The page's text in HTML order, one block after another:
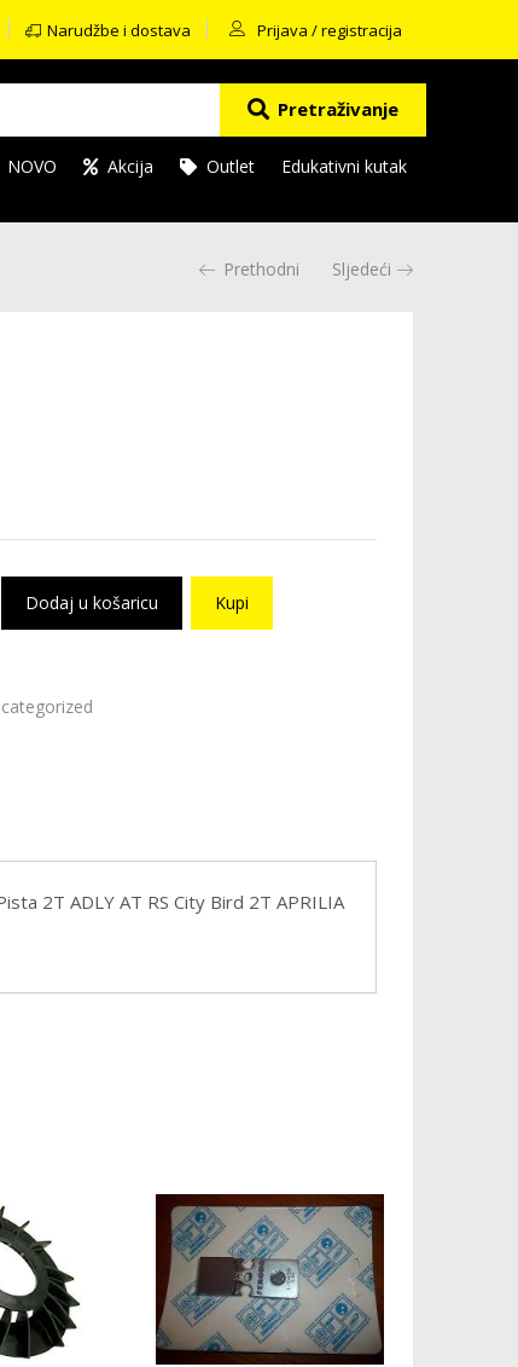
Narudžbe i dostava Prijava / registracija
Pretraživanje
NOVO Akcija Outlet Edukativni kutak
Prethodni Sljedeći
Dodaj u košaricu Kupi
2T ADLY AT RS City Bird 2T APRILIA